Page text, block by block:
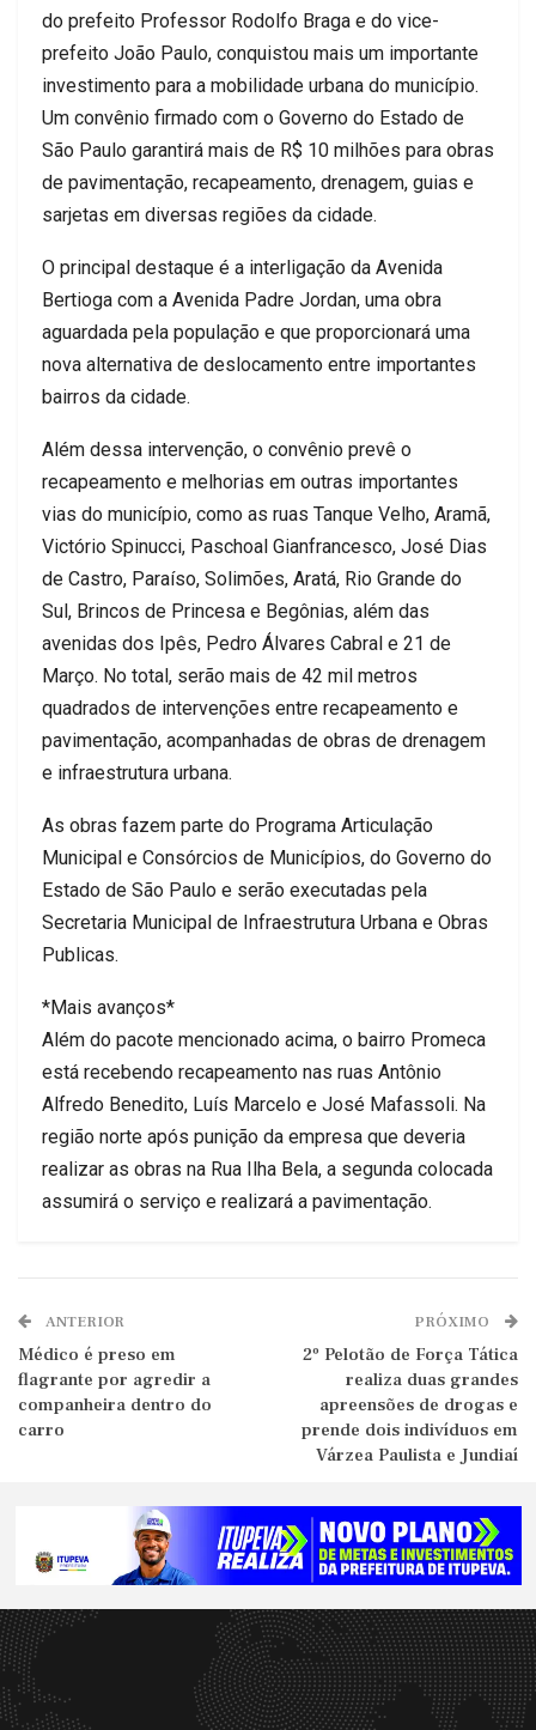
do prefeito Professor Rodolfo Braga e do vice-
prefeito João Paulo, conquistou mais um importante
investimento para a mobilidade urbana do município.
Um convênio firmado com o Governo do Estado de
São Paulo garantirá mais de R$ 10 milhões para obras
de pavimentação, recapeamento, drenagem, guias e
sarjetas em diversas regiões da cidade.
O principal destaque é a interligação da Avenida
Bertioga com a Avenida Padre Jordan, uma obra
aguardada pela população e que proporcionará uma
nova alternativa de deslocamento entre importantes
bairros da cidade.
Além dessa intervenção, o convênio prevê o
recapeamento e melhorias em outras importantes
vias do município, como as ruas Tanque Velho, Aramã,
Victório Spinucci, Paschoal Gianfrancesco, José Dias
de Castro, Paraíso, Solimões, Aratá, Rio Grande do
Sul, Brincos de Princesa e Begônias, além das
avenidas dos Ipês, Pedro Álvares Cabral e 21 de
Março. No total, serão mais de 42 mil metros
quadrados de intervenções entre recapeamento e
pavimentação, acompanhadas de obras de drenagem
e infraestrutura urbana.
As obras fazem parte do Programa Articulação
Municipal e Consórcios de Municípios, do Governo do
Estado de São Paulo e serão executadas pela
Secretaria Municipal de Infraestrutura Urbana e Obras
Publicas.
*Mais avanços*
Além do pacote mencionado acima, o bairro Promeca
está recebendo recapeamento nas ruas Antônio
Alfredo Benedito, Luís Marcelo e José Mafassoli. Na
região norte após punição da empresa que deveria
realizar as obras na Rua Ilha Bela, a segunda colocada
assumirá o serviço e realizará a pavimentação.
ANTERIOR
Médico é preso em
flagrante por agredir a
companheira dentro do
carro
PRÓXIMO
2º Pelotão de Força Tática
realiza duas grandes
apreensões de drogas e
prende dois indivíduos em
Várzea Paulista e Jundiaí